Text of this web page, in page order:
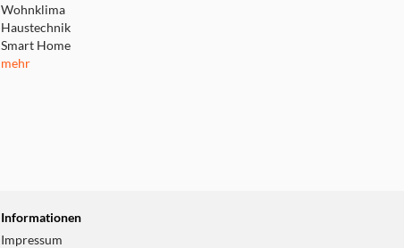
Wohnklima
Haustechnik
Smart Home
mehr
Informationen
Impressum